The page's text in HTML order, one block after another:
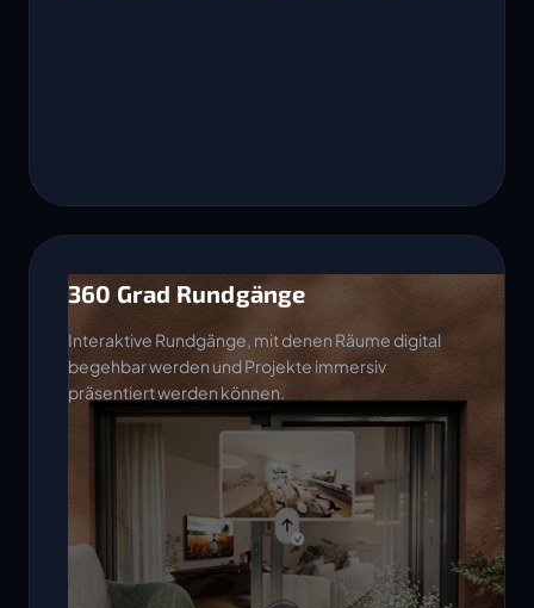
360 Grad Rundgänge
Interaktive Rundgänge, mit denen Räume digital
begehbar werden und Projekte immersiv
präsentiert werden können.